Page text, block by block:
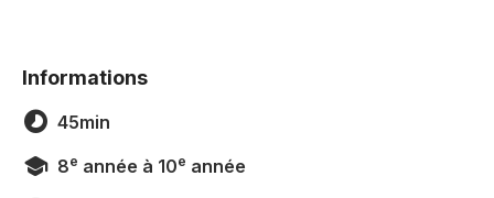
Informations
45min
8e année à 10e année